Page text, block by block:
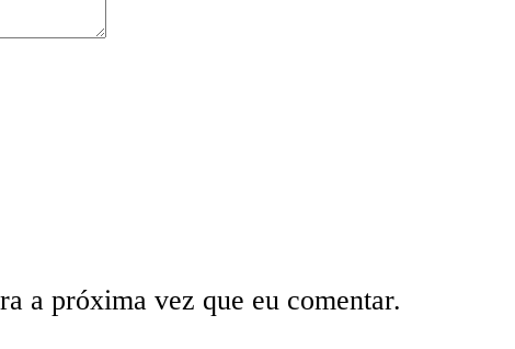
a próxima vez que eu comentar.